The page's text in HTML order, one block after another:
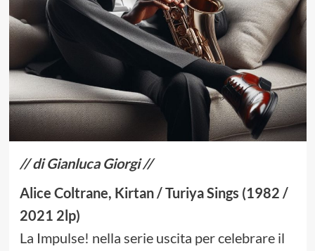
// di Gianluca Giorgi //
Alice Coltrane, Kirtan / Turiya Sings (1982 /
2021 2lp)
La Impulse! nella serie uscita per celebrare il